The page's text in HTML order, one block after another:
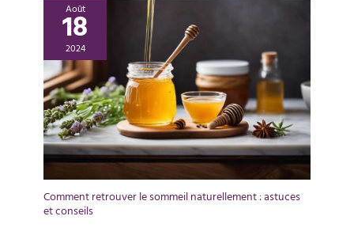
Août
18
2024
Comment retrouver le sommeil naturellement : astuces
et conseils